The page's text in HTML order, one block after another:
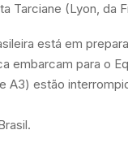
Tarciane (Lyon, da
está em
embarcam para o
e A3) estão